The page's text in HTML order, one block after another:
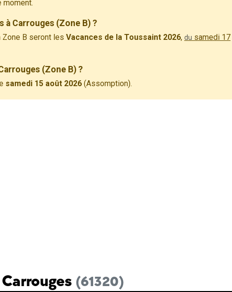
moment.
à Carrouges (Zone B) ?
B seront les Vacances de la Toussaint 2026, du samedi 17
(Zone B) ?
samedi 15 août 2026 (Assomption).
(61320)